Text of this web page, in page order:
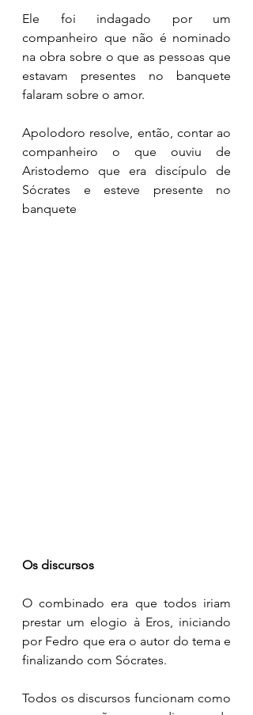
Ele foi indagado por um
companheiro que não é nominado
na obra sobre o que as pessoas que
estavam presentes no banquete
falaram sobre o amor.
Apolodoro resolve, então, contar ao
companheiro o que ouviu de
Aristodemo que era discípulo de
Sócrates e esteve presente no
banquete
Os discursos
O combinado era que todos iriam
prestar um elogio à Eros, iniciando
por Fedro que era o autor do tema e
finalizando com Sócrates.
Todos os discursos funcionam como